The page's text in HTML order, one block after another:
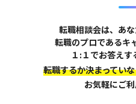
転職相談会は、あ
転職のプロであるキ
１:１でお答えす
転職するか決まってい
お気軽にご利